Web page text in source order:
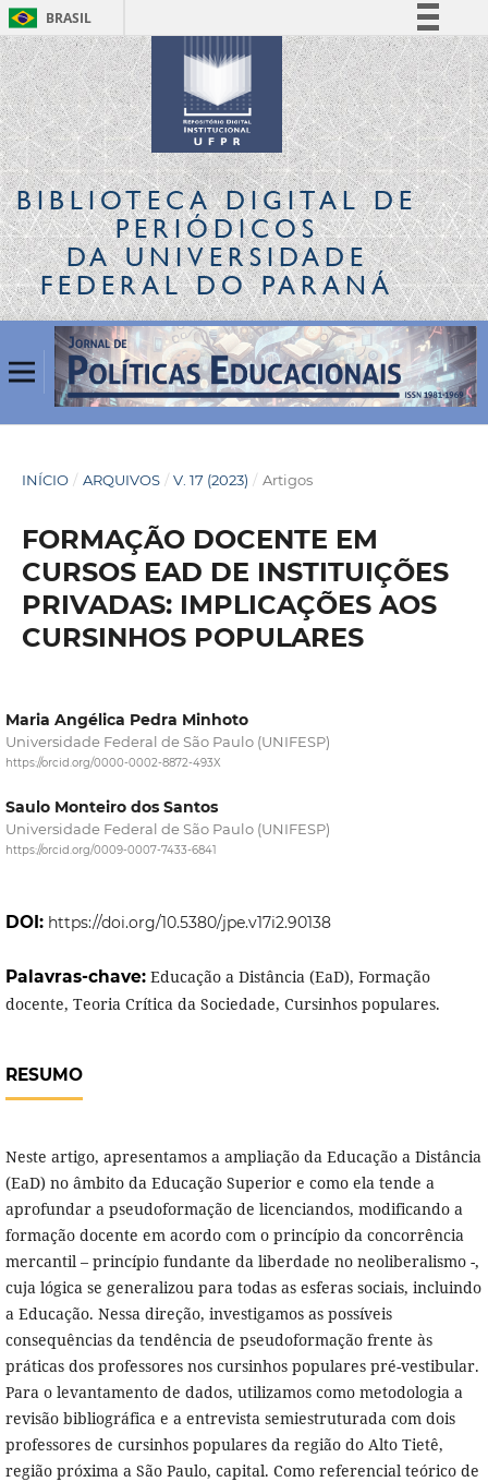
BRASIL
Simplifique!
Comunica BR
Participe
Acesso à informação
Legislação
Canais
BIBLIOTECA DIGITALDE
PERIÓDICOS
DA UNIVERSIDADE
FEDERAL DO PARANÁ
INÍCIO / ARQUIVOS / V. 17 (2023) / Artigos
FORMAÇÃO DOCENTE EM
CURSOS EAD DE INSTITUIÇÕES
PRIVADAS: IMPLICAÇÕES AOS
CURSINHOS POPULARES
Maria Angélica Pedra Minhoto
Universidade Federal de São Paulo (UNIFESP)
https://orcid.org/0000-0002-8872-493X
Saulo Monteiro dos Santos
Universidade Federal de São Paulo (UNIFESP)
https://orcid.org/0009-0007-7433-6841
DOI: https://doi.org/10.5380/jpe.v17i2.90138
Palavras-chave: Educação a Distância (EaD), Formação
docente, Teoria Crítica da Sociedade, Cursinhos populares.
RESUMO
Neste artigo, apresentamos a ampliação da Educação a Distância
(EaD) no âmbito da Educação Superior e como ela tende a
aprofundar a pseudoformação de licenciandos, modificando a
formação docente em acordo com o princípio da concorrência
mercantil – princípio fundante da liberdade no neoliberalismo -,
cuja lógica se generalizou para todas as esferas sociais, incluindo
a Educação. Nessa direção, investigamos as possíveis
consequências da tendência de pseudoformação frente às
práticas dos professores nos cursinhos populares pré-vestibular.
Para o levantamento de dados, utilizamos como metodologia a
revisão bibliográfica e a entrevista semiestruturada com dois
professores de cursinhos populares da região do Alto Tietê,
região próxima a São Paulo, capital. Como referencial teórico de